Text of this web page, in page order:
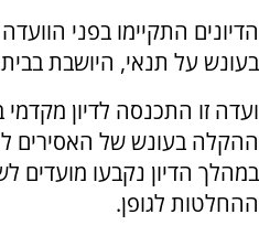
הדיונים התקיימו בפני
בעונש על תנאי, היושבת
ההקלה בעונש של האסירים
במהלך הדיון נקבעו מועדים
ההחלטות לגופן.